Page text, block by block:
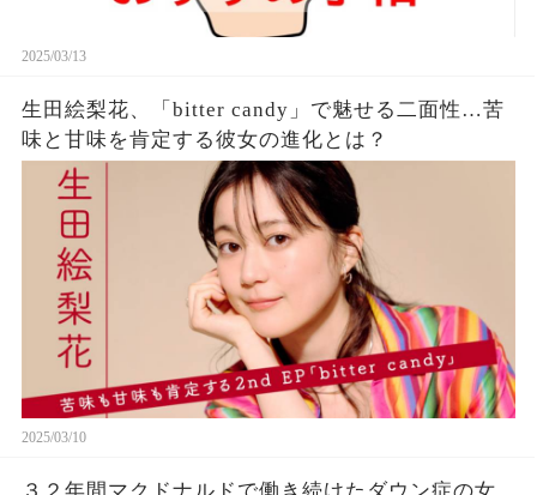
2025/03/13
生田絵梨花、「bitter candy」で魅せる二面性…苦
味と甘味を肯定する彼女の進化とは？
2025/03/10